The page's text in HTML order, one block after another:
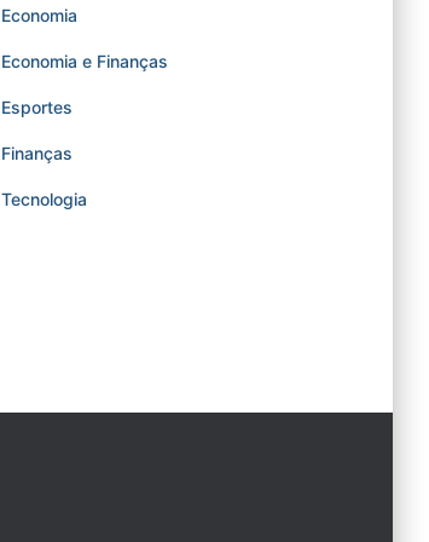
Economia
Economia e Finanças
Esportes
Finanças
Tecnologia